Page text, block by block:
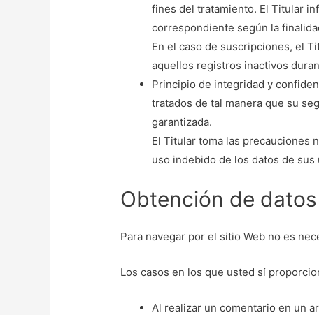
fines del tratamiento. El Titular
correspondiente según la
En el caso de suscripciones, el
aquellos registros inactivos
Principio de integridad y
tratados de tal manera que su
garantizada.
El Titular toma las precauciones
uso indebido de los datos de
Obtención de
Para navegar por el sitio Web no es
Los casos en los que usted sí
Al realizar un comentario en un